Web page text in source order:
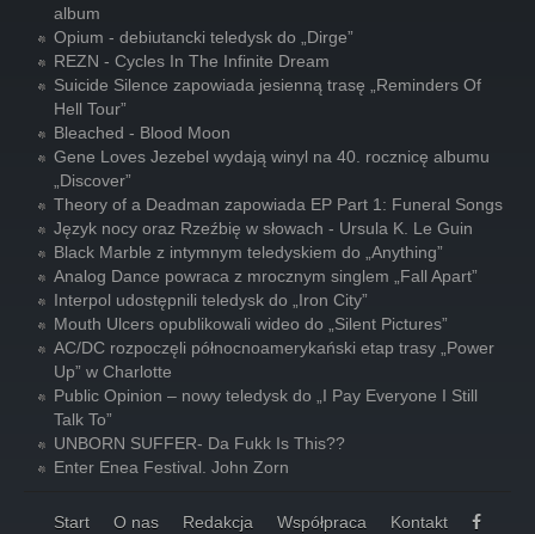
album
Opium - debiutancki teledysk do „Dirge”
REZN - Cycles In The Infinite Dream
Suicide Silence zapowiada jesienną trasę „Reminders Of
Hell Tour”
Bleached - Blood Moon
Gene Loves Jezebel wydają winyl na 40. rocznicę albumu
„Discover”
Theory of a Deadman zapowiada EP Part 1: Funeral Songs
Język nocy oraz Rzeźbię w słowach - Ursula K. Le Guin
Black Marble z intymnym teledyskiem do „Anything”
Analog Dance powraca z mrocznym singlem „Fall Apart”
Interpol udostępnili teledysk do „Iron City”
Mouth Ulcers opublikowali wideo do „Silent Pictures”
AC/DC rozpoczęli północnoamerykański etap trasy „Power
Up” w Charlotte
Public Opinion – nowy teledysk do „I Pay Everyone I Still
Talk To”
UNBORN SUFFER- Da Fukk Is This??
Enter Enea Festival. John Zorn
Start O nas Redakcja Współpraca Kontakt